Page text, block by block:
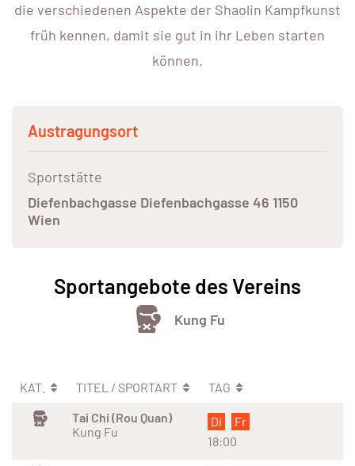
die verschiedenen Aspekte der Shaolin Kampfkunst
früh kennen, damit sie gut in ihr Leben starten
können.
Austragungsort
Sportstätte
Diefenbachgasse Diefenbachgasse 46 1150
Wien
Sportangebote des Vereins
Kung Fu
KAT. TITEL / SPORTART
TAG
Tai Chi (Rou Quan)
Kung Fu
Di
Fr
18:00